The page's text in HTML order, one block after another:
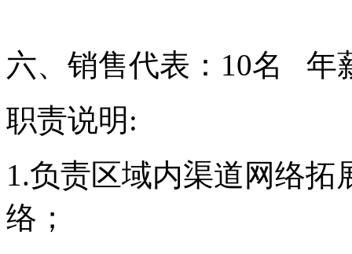
六、销售代表： 10名
年
职责说明 :
1.负责区域内渠道网络拓
络；